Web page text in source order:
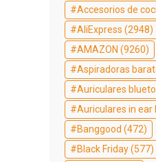
Accesorios de
AliExpress (2948)
AMAZON (9260)
Aspiradoras
Auriculares
Auriculares in ear
Banggood (472)
Black Friday(577)